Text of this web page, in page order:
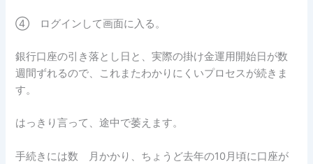
④ ログインして画面に入る。
銀行口座の引き落とし日と、実際の掛け金運用開始日が数
週間ずれるので、これまたわかりにくいプロセスが続きま
す。
はっきり言って、途中で萎えます。
手続きには数ゖ月かかり、ちょうど去年の10月頃に口座が